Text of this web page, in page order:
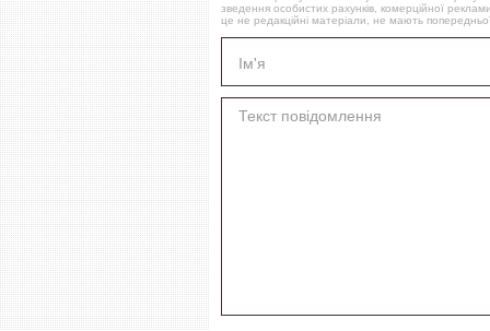
зведення особистих рахунків, комерційної
це не редакційні матеріали, не мають